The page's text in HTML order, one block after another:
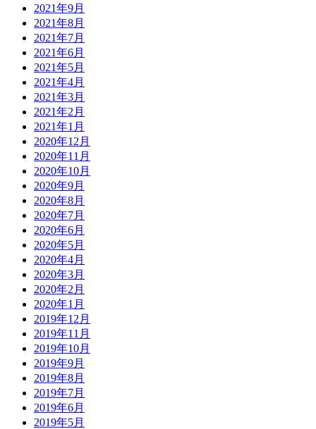
2021年9月
2021年8月
2021年7月
2021年6月
2021年5月
2021年4月
2021年3月
2021年2月
2021年1月
2020年12月
2020年11月
2020年10月
2020年9月
2020年8月
2020年7月
2020年6月
2020年5月
2020年4月
2020年3月
2020年2月
2020年1月
2019年12月
2019年11月
2019年10月
2019年9月
2019年8月
2019年7月
2019年6月
2019年5月